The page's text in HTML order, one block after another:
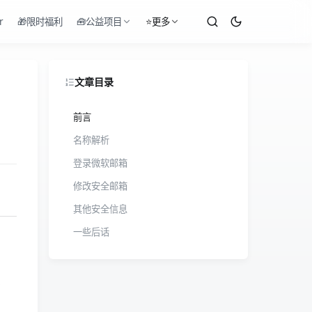
🎁限时福利 🧰公益项目 ⭐更多
文章目录
前言
名称解析
登录微软邮箱
修改安全邮箱
其他安全信息
一些后话